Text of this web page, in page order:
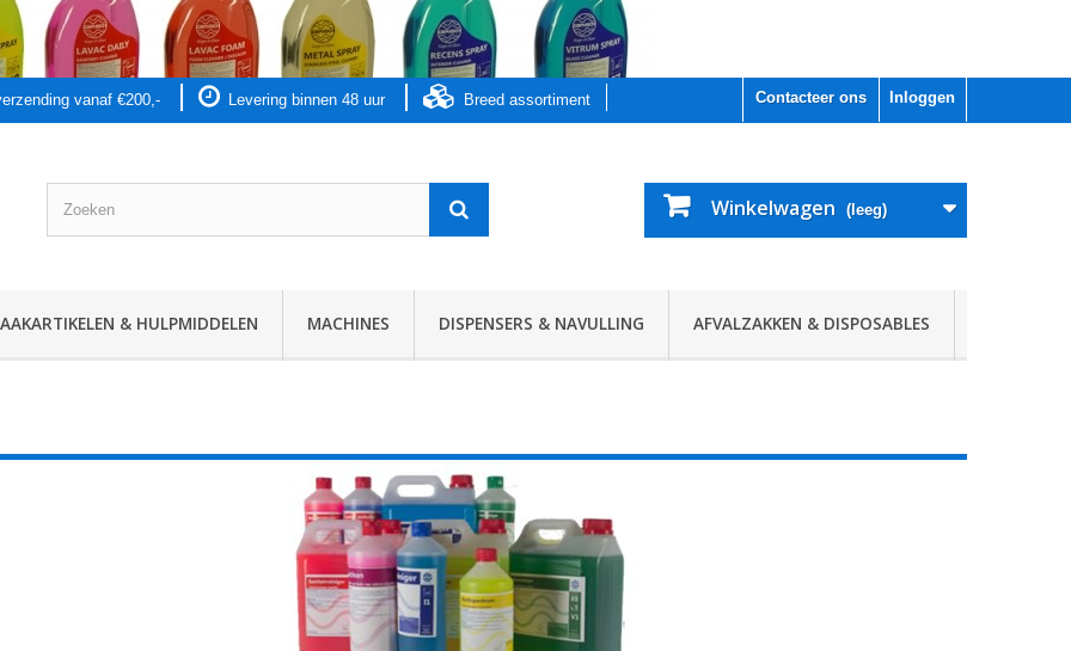
Inloggen
Contacteer ons
Breed assortiment
Levering binnen 48 uur
vanaf €200,-
Winkelwagen (leeg)
& HULPMIDDELEN MACHINES DISPENSERS & NAVULLING AFVALZAKKEN & DISPOSABLES